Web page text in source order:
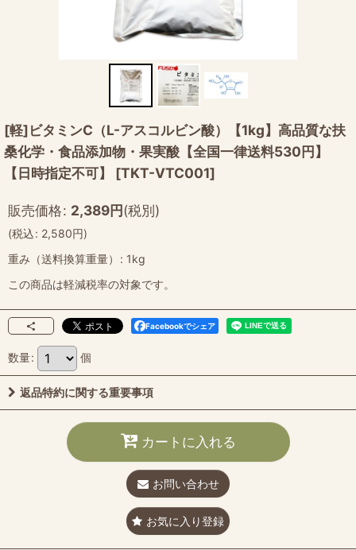
[軽]ビタミンC（L-アスコルビン酸）【1kg】高品質な扶
桑化学・食品添加物・果実酸【全国一律送料530円】
【日時指定不可】
[TKT-VTC001]
販売価格: 2,389円(税別)
(税込: 2,580円)
重み（送料換算重量）
: 1kg
この商品は軽減税率の対象です。
Facebookでシェア
数量: 個
返品特約に関する重要事項
カートに入れる
お問い合わせ
お気に入り登録